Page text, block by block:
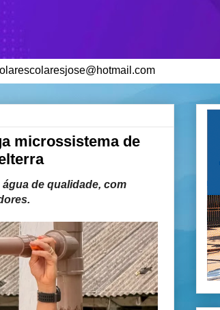
microssistema de
de qualidade, com